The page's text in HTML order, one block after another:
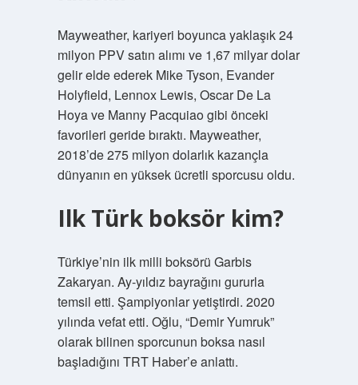
Mayweather, kariyeri boyunca yaklaşık 24
milyon PPV satın alımı ve 1,67 milyar dolar
gelir elde ederek Mike Tyson, Evander
Holyfield, Lennox Lewis, Oscar De La
Hoya ve Manny Pacquiao gibi önceki
favorileri geride bıraktı. Mayweather,
2018’de 275 milyon dolarlık kazançla
dünyanın en yüksek ücretli sporcusu oldu.
Ilk Türk boksör kim?
Türkiye’nin ilk milli boksörü Garbis
Zakaryan. Ay-yıldız bayrağını gururla
temsil etti. Şampiyonlar yetiştirdi. 2020
yılında vefat etti. Oğlu, “Demir Yumruk”
olarak bilinen sporcunun boksa nasıl
başladığını TRT Haber’e anlattı.